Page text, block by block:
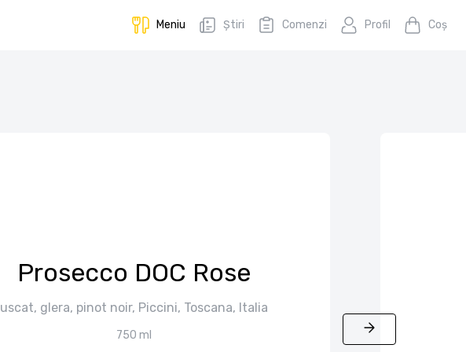
Meniu Știri Comenzi Profil Coş
Prosecco DOC Rose
uscat, glera, pinot noir, Piccini, Toscana, Italia
750 ml